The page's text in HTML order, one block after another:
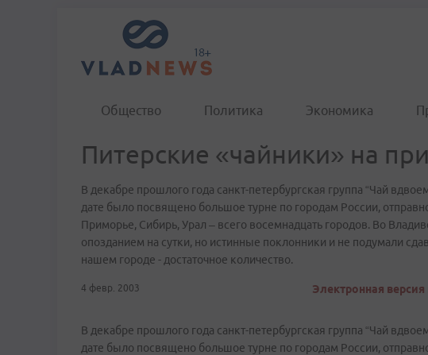
Общество Политика Экономика
Питерские «чайники» на
В декабре прошлого года санкт-петербургская группа “Чай
дате было посвящено большое турне по городам России,
Приморье, Сибирь, Урал – всего восемнадцать городов. Во
опозданием на сутки, но истинные поклонники и не подумали
нашем городе - достаточное количество.
4 февр. 2003 Электронная
В декабре прошлого года санкт-петербургская группа “Чай
дате было посвящено большое турне по городам России,